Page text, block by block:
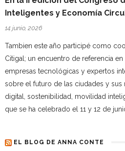
Inteligentes y Economía
14 junio, 2026
Tambien este año participé como
Citigal; un encuentro de referencia en
empresas tecnológicas y expertos
sobre el futuro de las ciudades y sus
digital, sostenibilidad, movilidad
que se ha celebrado el 11 y 12 de
EL BLOG DE ANNA CONTE